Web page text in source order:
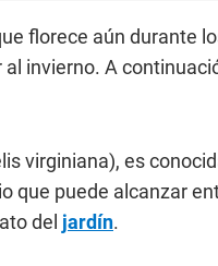
florece aún durante
invierno. A
virginiana), es
que puede alcanzar
del jardín.